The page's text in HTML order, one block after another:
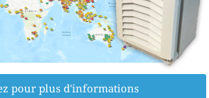
pour plus d'informations